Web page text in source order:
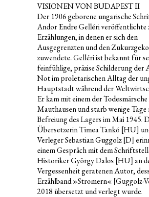
VISIONEN VON BUDAPEST II
Der 1906 geborene ungarische
Andor Endre Gelléri veröffentlichte
Erzählungen, in denen er sich den
Ausgegrenzten und den
zuwendete. Gelléri ist bekannt für
feinfühlige, präzise Schilderung der
Not im proletarischen Alltag der
Hauptstadt während der
Er kam mit einem der
Mauthausen und starb wenige Tage
Befreiung des Lagers im Mai 1945.
Übersetzerin Timea Tankó [HU]
Verleger Sebastian Guggolz [D]
einem Gespräch mit dem
Historiker György Dalos [HU] an
Vergessenheit geratenen Autor,
Erzählband »Stromern« [Guggolz-
2018 übersetzt und verlegt wurde.